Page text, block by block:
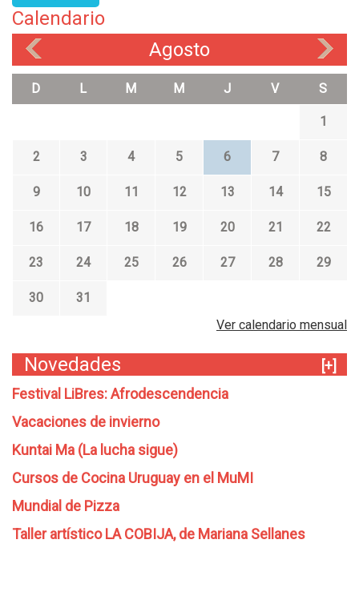
Calendario
Agosto
D L M M J V S
1
2 3 4 5 6 7 8
9 10 11 12 13 14 15
16 17 18 19 20 21 22
23 24 25 26 27 28 29
30
31
Ver calendario mensual
Novedades
[+]
Festival LiBres: Afrodescendencia
Vacaciones de invierno
Kuntai Ma (La lucha sigue)
Cursos de Cocina Uruguay en el MuMI
Mundial de Pizza
Taller artístico LA COBIJA, de Mariana Sellanes